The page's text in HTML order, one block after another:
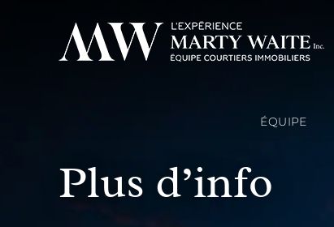
ÉQUIPE
Plus d’info